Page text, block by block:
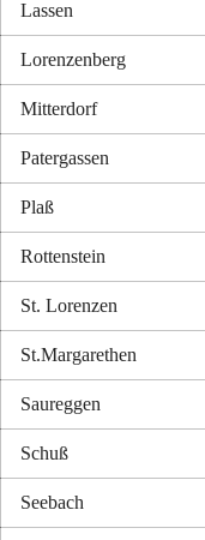
Lassen
Lorenzenberg
Mitterdorf
Patergassen
Plaß
Rottenstein
St. Lorenzen
St.Margarethen
Saureggen
Schuß
Seebach